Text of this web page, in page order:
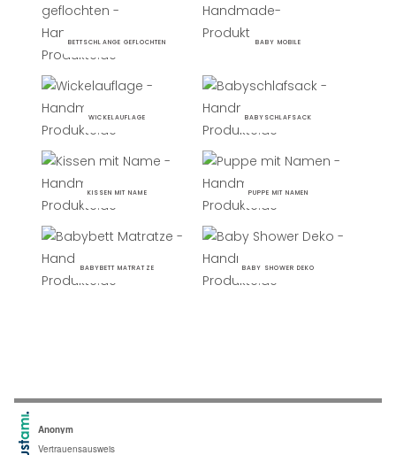
BETTSCHLANGE GEFLOCHTEN BABY MOBILE
WICKELAUFLAGE BABYSCHLAFSACK
KISSEN MIT NAME PUPPE MIT NAMEN
BABYBETT MATRATZE BABY SHOWER DEKO